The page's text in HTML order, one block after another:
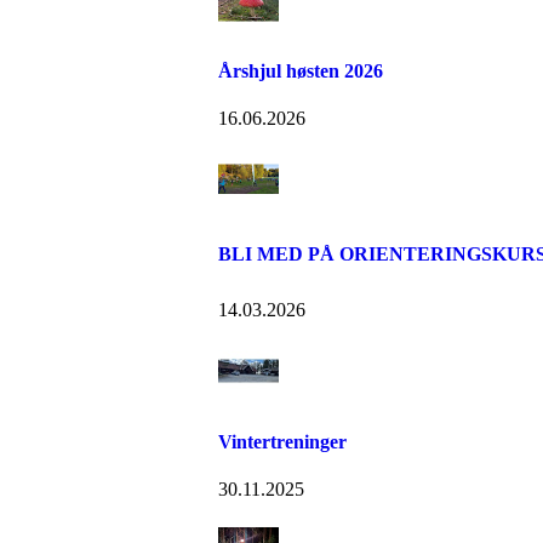
Årshjul høsten 2026
16.06.2026
BLI MED PÅ
14.03.2026
Vintertreninger
30.11.2025